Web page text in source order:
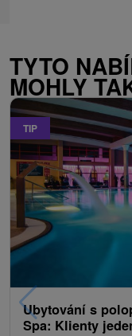
TYTO
MOHLY
TIP
Ubytování s
Spa: Klienty